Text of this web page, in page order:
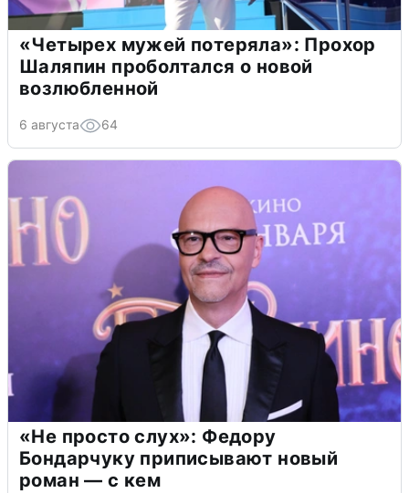
«Четырех мужей потеряла»: Прохор
Шаляпин проболтался о новой
возлюбленной
6 августа 64
«Не просто слух»: Федору
Бондарчуку приписывают новый
роман — с кем